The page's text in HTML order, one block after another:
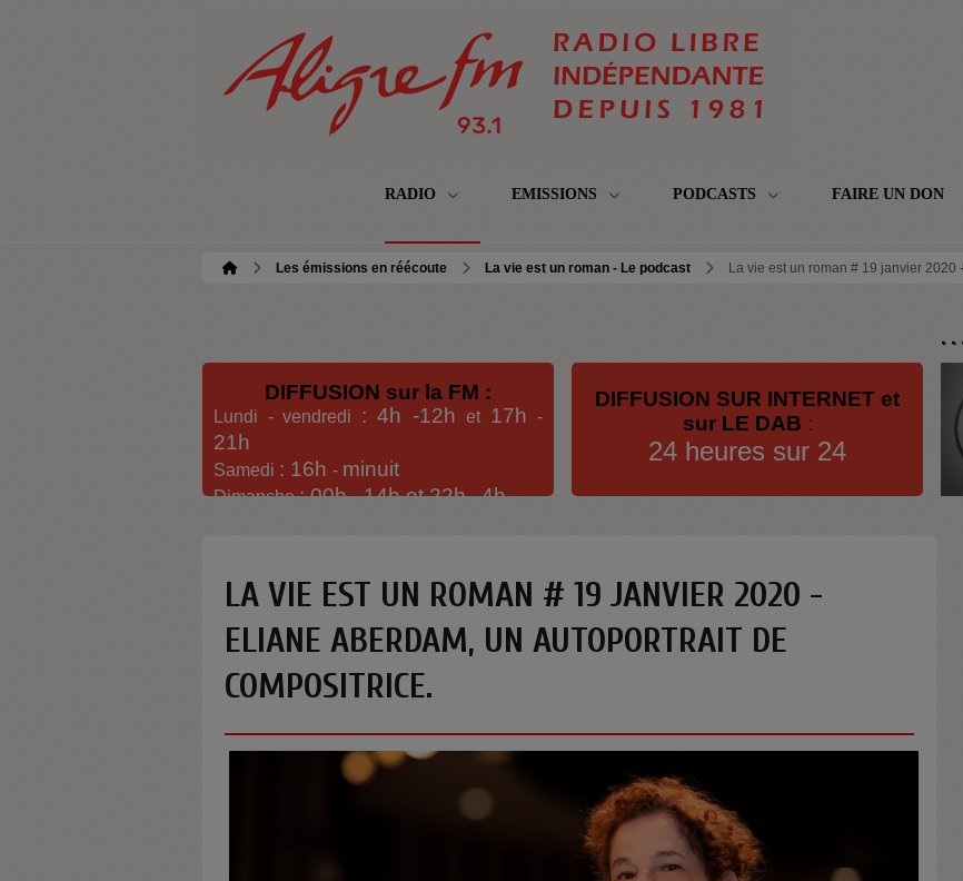
RADIO EMISSIONS PODCASTS FAIRE UN DON
Les émissions en réécoute La vie est un roman - Le podcast La vie est un roman # 19 janvier
DIFFUSION sur la FM :
Lundi - vendredi : 4h -12h et 17h -
21h
Samedi : 16h - minuit
Dimanche: 00h -14h et 22h-4h
DIFFUSION SUR INTERNET et
sur LE DAB :
24 heures sur 24
. .
LA VIE EST UN ROMAN # 19 JANVIER 2020 -
ELIANE ABERDAM, UN AUTOPORTRAIT DE
COMPOSITRICE.